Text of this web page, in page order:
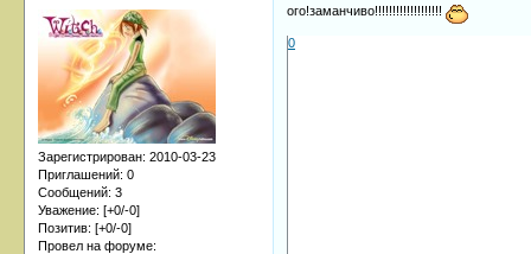
Зарегистрирован: 2010-03-23
Приглашений: 0
Сообщений: 3
Уважение: [+0/-0]
Позитив: [+0/-0]
Провел на форуме:
ого!заманчиво!!!!!!!!!!!!!!!!!!!
0